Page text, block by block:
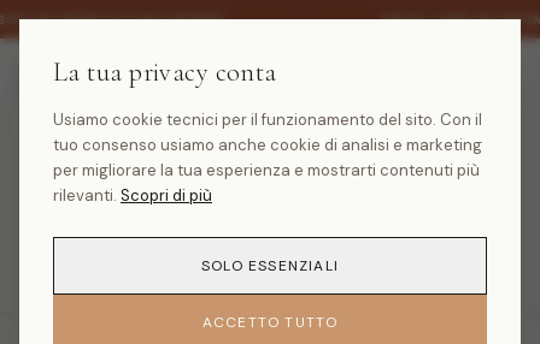
SU TUTTA LA COLLEZIONE · SALDI -30% SU
Prodotto non trovato
La tua privacy conta
Usiamo cookie tecnici per il funzionamento del sito. Con il
tuo consenso usiamo anche cookie di analisi e marketing
per migliorare la tua esperienza e mostrarti contenuti più
rilevanti. Scopri di più
SOLO ESSENZIALI
ACCETTO TUTTO